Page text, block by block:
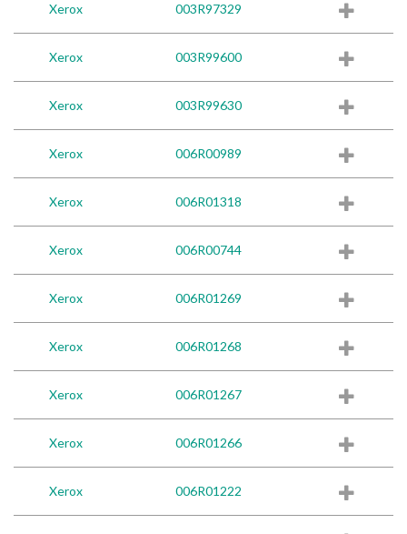
Xerox 003R97329
Xerox 003R99600
Xerox 003R99630
Xerox 006R00989
Xerox 006R01318
Xerox 006R00744
Xerox 006R01269
Xerox 006R01268
Xerox 006R01267
Xerox 006R01266
Xerox 006R01222